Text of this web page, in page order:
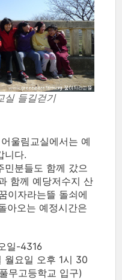
실 들길걷기
울림교실에서는 예
니다.
민분들도 함께 갔으
함께 예당저수지 산
이자라는뜰 돌쇠에
아오는 예정시간은
일-4316
월요일 오후 1시 30
무고등학교 입구)